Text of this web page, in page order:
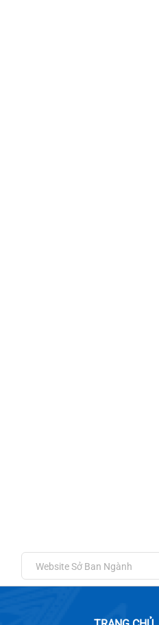
Website Sở Ban Ngành